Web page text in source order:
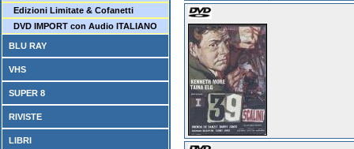
Edizioni Limitate & Cofanetti
DVD IMPORT con Audio ITALIANO
BLU RAY
VHS
SUPER 8
RIVISTE
LIBRI